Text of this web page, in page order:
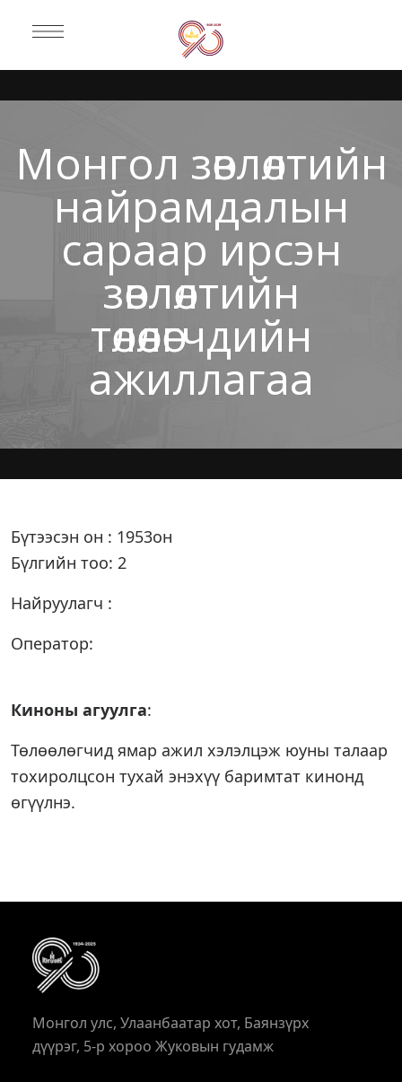
Монгол зөвлөлтийн
найрамдалын
сараар ирсэн
зөвлөлтийн
төлөөлөгчдийн
ажиллагаа
Бүтээсэн он : 1953он
Бүлгийн тоо: 2
Найруулагч :
Оператор:
Киноны агуулга:
Төлөөлөгчид ямар ажил хэлэлцэж юуны талаар
тохиролцсон тухай энэхүү баримтат кинонд
өгүүлнэ.
Монгол улс, Улаанбаатар хот, Баянзүрх
дүүрэг, 5-р хороо Жуковын гудамж